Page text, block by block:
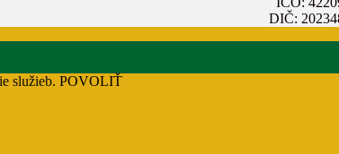
DIČ:
služieb. POVOLIŤ